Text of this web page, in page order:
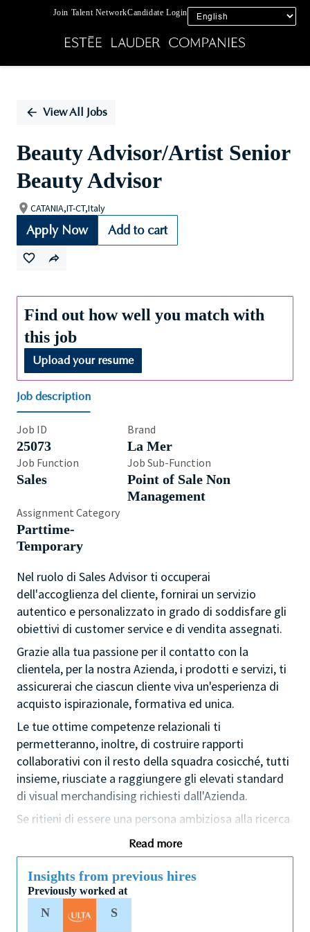
Join Talent NetworkCandidate Login
PositionView All Jobs
Beauty Advisor/Artist Senior
Beauty Advisor
CATANIA,IT-CT,Italy
Apply Now Add to cart
Find out how well you match with
this job
Upload your resume
Job description
Job ID
25073
Brand
La Mer
Job Function
Sales
Job Sub-Function
Point of Sale Non
Management
Assignment Category
Parttime-
Temporary
Nel ruolo di Sales Advisor ti occuperai
dell'accoglienza del cliente, fornirai un servizio
autentico e personalizzato in grado di soddisfare gli
obiettivi di customer service e di vendita assegnati.
Grazie alla tua passione per il contatto con la
clientela, per la nostra Azienda, i prodotti e servizi, ti
assicurerai che ciascun cliente viva un'esperienza di
acquisto ispirazionale, formativa ed unica.
Le tue ottime competenze relazionali ti
permetteranno, inoltre, di costruire rapporti
collaborativi con il resto della squadra cosicché, tutti
insieme, riusciate a raggiungere gli elevati standard
di visual merchandising richiesti dall'Azienda.
Se ritieni di essere una persona ambiziosa alla ricerca
di una carriera nel mondo della cosmetica allora
questo potrebbe essere il ruolo adatto a te oltre a
rappresentare il tuo primo passo di una carriera nel
mondo del beauty prestige.
Come Azienda leader nel settore beauty prestige e
caratterizzati da una cultura che valorizza
Read more
Insights from previous hires
Previously worked at
N S